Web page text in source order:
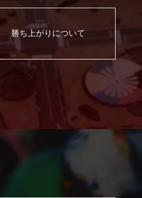
勝ち上がりについて